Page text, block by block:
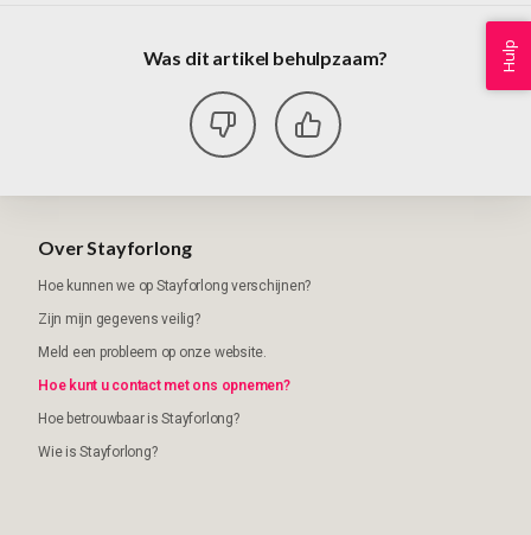
Was dit artikel behulpzaam?
Over Stayforlong
Hoe kunnen we op Stayforlong verschijnen?
Zijn mijn gegevens veilig?
Meld een probleem op onze website.
Hoe kunt u contact met ons opnemen?
Hoe betrouwbaar is Stayforlong?
Wie is Stayforlong?
Hulp